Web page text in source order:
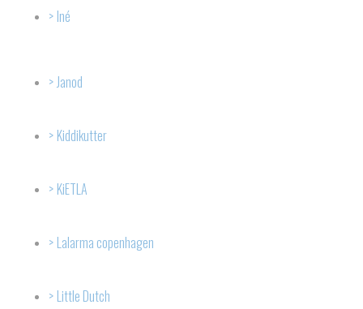
Iné
Janod
Kiddikutter
KiETLA
Lalarma copenhagen
Little Dutch